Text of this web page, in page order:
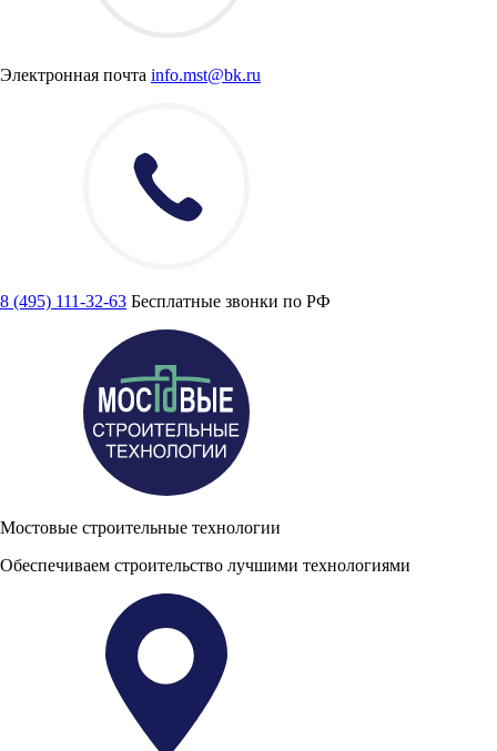
Электронная почта info.mst@bk.ru
8 (495) 111-32-63 Бесплатные звонки по РФ
Мостовые строительные технологии
Обеспечиваем строительство лучшими технологиями